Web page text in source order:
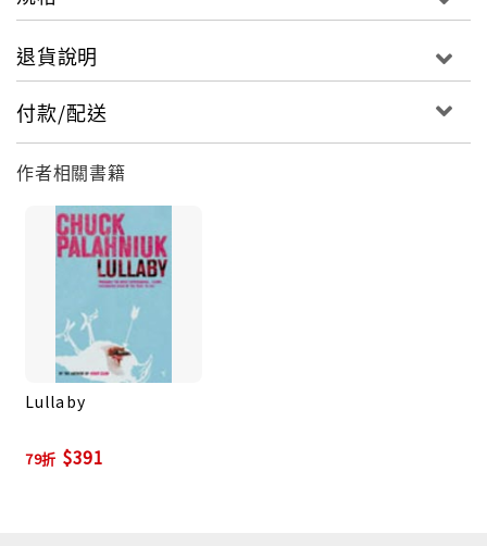
營》中最陰暗或最滑稽或最讓人心裡發毛的一篇，有些
續效應，持續觀察中。
腸效應已延燒到台灣！讀者在閱讀過後，不是火到想找
作者單挑、不然就是發出淒厲的慘叫，或是整個人狂笑
化，並有反A片的效用，更有人已經虛脫到無法出
聲……。
一則不起眼的廣告，可能印在一張索引卡上、一張處方
箋上、一張隨手撕下的折價券上；可能就釘在圖書館大
廳的軟木告示板上，貼在超級市場後面的廁所旁邊，或
在自助洗衣店裡。這張莫名其妙的廣告，前一個禮拜還
退貨說明
付款/配送
作者相關書籍
Lullaby
79折 $391